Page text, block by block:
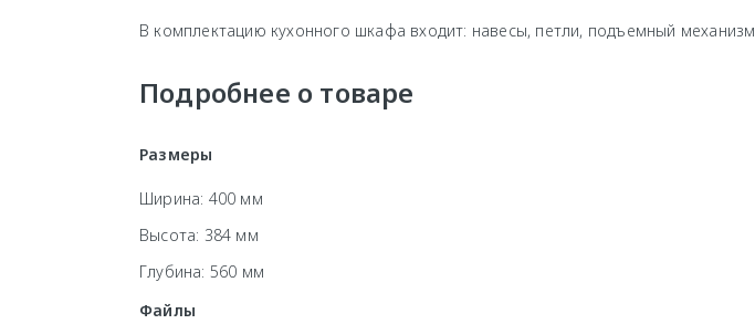
В комплектацию кухонного шкафа входит: навесы, петли, подъемный механизм.
Подробнее о товаре
Размеры
Ширина: 400 мм
Высота: 384 мм
Глубина: 560 мм
Файлы